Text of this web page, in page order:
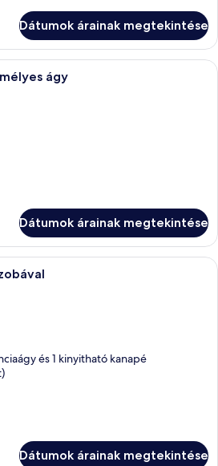
Dátumok árainak megtekintése
Egy szállodai szoba két ággyal, egy
ágy
Dátumok árainak megtekintése
Egy szállodai szoba, amelyben
és 1 kinyitható kanapé
Dátumok árainak megtekintése